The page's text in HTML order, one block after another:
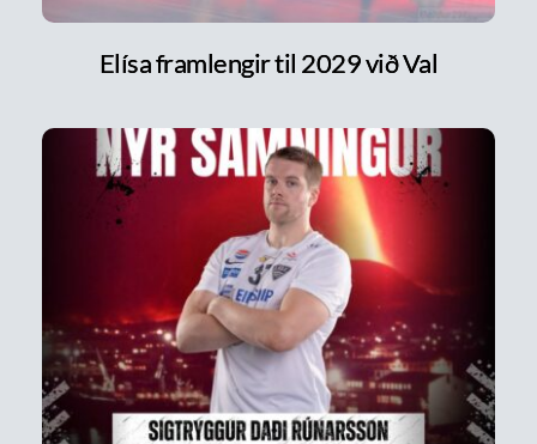
Elísa framlengir til 2029 við Val